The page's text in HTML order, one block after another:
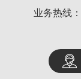
业务热线：